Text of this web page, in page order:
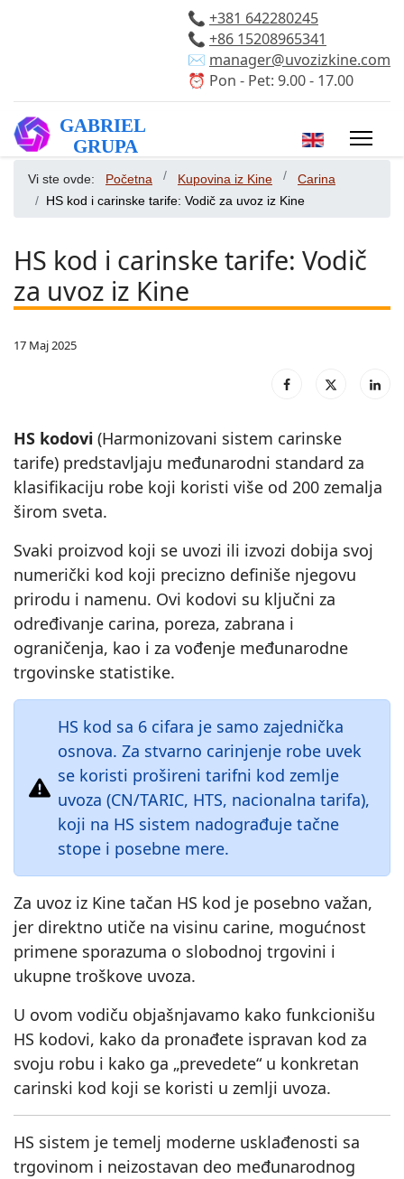
📞 +381 642280245
📞 +86 15208965341
✉️ manager@uvozizkine.com
⏰ Pon - Pet: 9.00 - 17.00
Izaberite vaš
Vi ste ovde: Početna Kupovina iz Kine
Carina
HS kod i carinske tarife: Vodič za uvoz iz Kine
HS kod i carinske tarife: Vodič
za uvoz iz Kine
17 Maj 2025
HS kodovi (Harmonizovani sistem carinske
tarife) predstavljaju međunarodni standard za
klasifikaciju robe koji koristi više od 200 zemalja
širom sveta.
Svaki proizvod koji se uvozi ili izvozi dobija svoj
numerički kod koji precizno definiše njegovu
prirodu i namenu. Ovi kodovi su ključni za
određivanje carina, poreza, zabrana i
ograničenja, kao i za vođenje međunarodne
trgovinske statistike.
HS kod sa 6 cifara je samo zajednička
osnova. Za stvarno carinjenje robe uvek
se koristi prošireni tarifni kod zemlje
uvoza (CN/TARIC, HTS, nacionalna tarifa),
koji na HS sistem nadograđuje tačne
stope i posebne mere.
Za uvoz iz Kine tačan HS kod je posebno važan,
jer direktno utiče na visinu carine, mogućnost
primene sporazuma o slobodnoj trgovini i
ukupne troškove uvoza.
U ovom vodiču objašnjavamo kako funkcionišu
HS kodovi, kako da pronađete ispravan kod za
svoju robu i kako ga „prevedete“ u konkretan
carinski kod koji se koristi u zemlji uvoza.
HS sistem je temelj moderne usklađenosti sa
trgovinom i neizostavan deo međunarodnog